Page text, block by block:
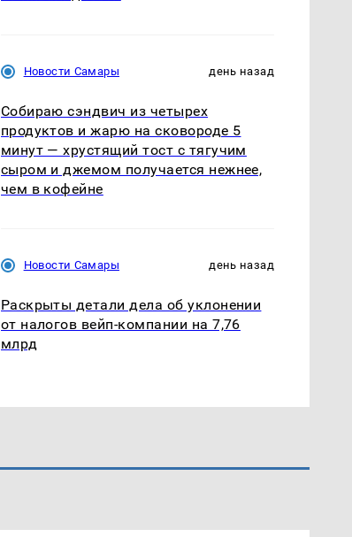
Новости Самары день назад
Собираю сэндвич из четырех
продуктов и жарю на сковороде 5
минут — хрустящий тост с тягучим
сыром и джемом получается нежнее,
чем в кофейне
Новости Самары день назад
Раскрыты детали дела об уклонении
от налогов вейп-компании на 7,76
млрд